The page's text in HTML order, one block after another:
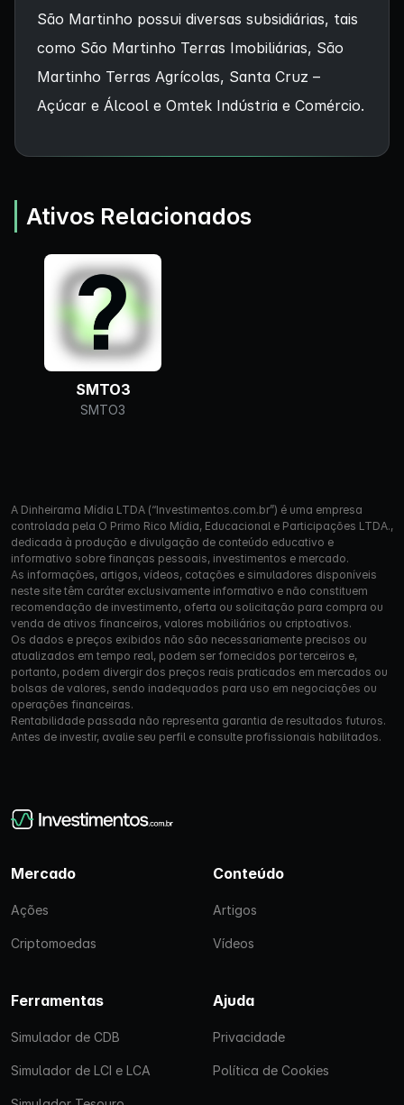
São Martinho possui diversas subsidiárias, tais
como São Martinho Terras Imobiliárias, São
Martinho Terras Agrícolas, Santa Cruz –
Açúcar e Álcool e Omtek Indústria e Comércio.
Ativos Relacionados
SMTO3
SMTO3
A Dinheirama Mídia LTDA (“Investimentos.com.br”) é uma empresa
controlada pela O Primo Rico Mídia, Educacional e Participações LTDA.,
dedicada à produção e divulgação de conteúdo educativo e
informativo sobre finanças pessoais, investimentos e mercado.
As informações, artigos, vídeos, cotações e simuladores disponíveis
neste site têm caráter exclusivamente informativo e não constituem
recomendação de investimento, oferta ou solicitação para compra ou
venda de ativos financeiros, valores mobiliários ou criptoativos.
Os dados e preços exibidos não são necessariamente precisos ou
atualizados em tempo real, podem ser fornecidos por terceiros e,
portanto, podem divergir dos preços reais praticados em mercados ou
bolsas de valores, sendo inadequados para uso em negociações ou
operações financeiras.
Rentabilidade passada não representa garantia de resultados futuros.
Antes de investir, avalie seu perfil e consulte profissionais habilitados.
Mercado
Ações
Criptomoedas
Conteúdo
Artigos
Vídeos
Ferramentas
Simulador de CDB
Simulador de LCI e LCA
Ajuda
Privacidade
Política de Cookies